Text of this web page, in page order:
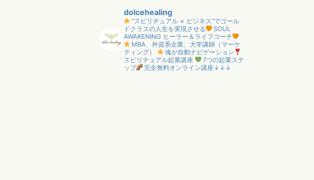
dolcehealing
"スピリチュアル × ビジネス”でゴール
ドクラスの人生を実現させる
SOUL
AWAKENING ヒーラー＆ライフコーチ
MBA、外資系企業、大学講師（マーケ
ティング）
魂が自動ナビゲーション
スピリチュアル起業講座
7つの起業ステ
ップ
完全無料オンライン講座↓↓↓